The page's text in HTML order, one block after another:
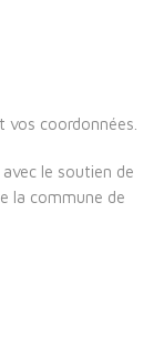
vos coordonnées.
le soutien de
la commune de